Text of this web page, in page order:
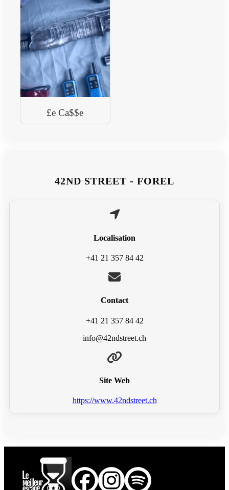
£e Ca$$e
42ND STREET - FOREL
Localisation
+41 21 357 84 42
Contact
+41 21 357 84 42
info@42ndstreet.ch
Site Web
https://www.42ndstreet.ch